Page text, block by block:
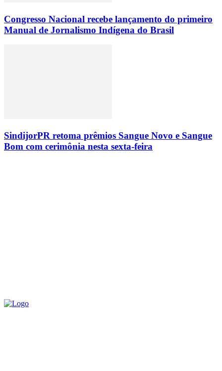
Congresso Nacional recebe lançamento do primeiro
Manual de Jornalismo Indígena do Brasil
SindijorPR retoma prêmios Sangue Novo e Sangue
Bom com cerimônia nesta sexta-feira